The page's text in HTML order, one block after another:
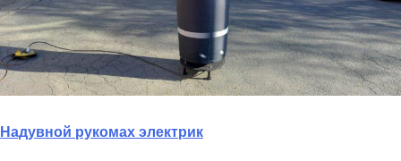
Надувной рукомах электрик